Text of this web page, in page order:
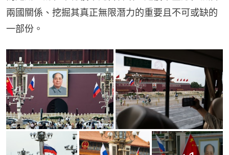
兩國關係、挖掘其真正無限潛力的重要且不可或缺的
一部份。